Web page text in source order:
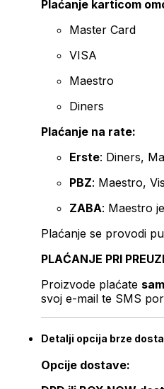
Plaćanje karticom
Master Card
VISA
Maestro
Diners
Plaćanje na rate:
Erste: Diners,
PBZ: Maestro,
ZABA: Maestro
Plaćanje se provodi
PLAĆANJE PRI
Proizvode plaćate
svoj e-mail te SMS
Detalji opcija brze
Opcije dostave: